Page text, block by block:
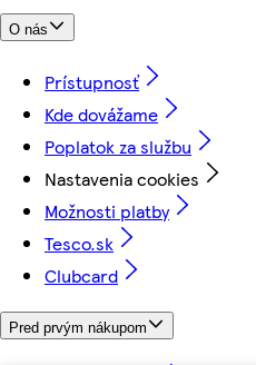
O nás
Prístupnosť
Kde dovážame
Poplatok za službu
Nastavenia cookies
Možnosti platby
Tesco.sk
Clubcard
Pred prvým nákupom